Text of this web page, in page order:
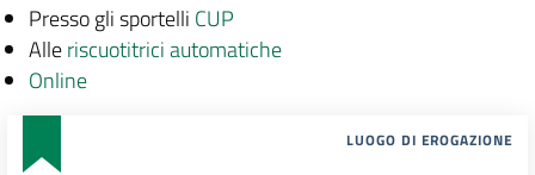
Presso gli sportelli CUP
Alleriscuotitrici automatiche
Online
LUOGO DI EROGAZIONE